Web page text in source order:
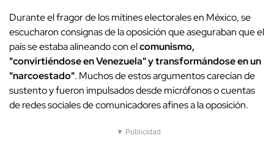
Durante el fragor de los mítines electorales en México, se
escucharon consignas de la oposición que aseguraban que el
país se estaba alineando con elcomunismo,
"convirtiéndose en Venezuela" y transformándose en un
"narcoestado". Muchos de estos argumentos carecían de
sustento y fueron impulsados desde micrófonos o cuentas
de redes sociales de comunicadores afines a la oposición.
▼ Publicidad